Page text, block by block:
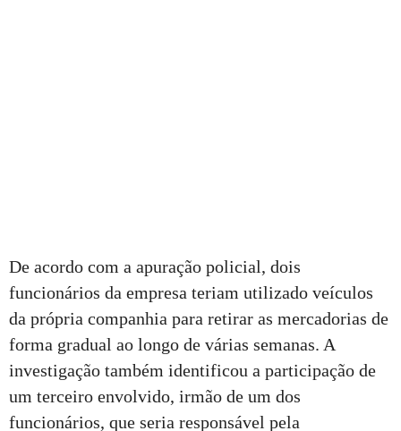
De acordo com a apuração policial, dois
funcionários da empresa teriam utilizado veículos
da própria companhia para retirar as mercadorias de
forma gradual ao longo de várias semanas. A
investigação também identificou a participação de
um terceiro envolvido, irmão de um dos
funcionários, que seria responsável pela